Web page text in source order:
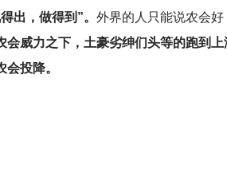
出，做得到”。 外界的人只能说农会
会威力之下，土豪劣绅们头等的跑到
投降。